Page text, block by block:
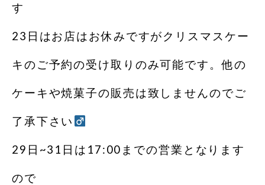
す
23日はお店はお休みですがクリスマスケー
キのご予約の受け取りのみ可能です。他の
ケーキや焼菓子の販売は致しませんのでご
了承下さい‍
29日~31日は17:00までの営業となります
ので